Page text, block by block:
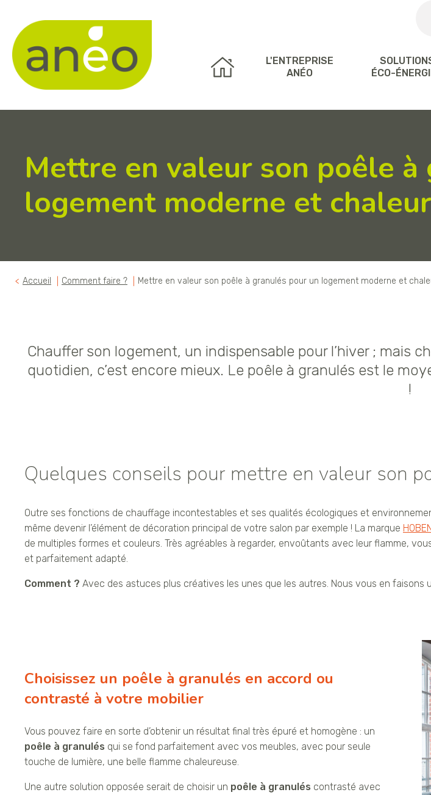
L'ENTREPRISE
ANÉO
ÉCO-
Mettre en valeur son poêle
logement moderne et
Accueil Comment faire ? Mettre en valeur son poêle à granulés pour un logement moderne et
Chauffer son logement, un indispensable pour l’hiver ;
quotidien, c’est encore mieux. Le poêle à granulés est le
!
Quelques conseils pour mettre en valeur son
Outre ses fonctions de chauffage incontestables et ses qualités écologiques et
même devenir l’élément de décoration principal de votre salon par exemple ! La marque
de multiples formes et couleurs. Très agréables à regarder, envoûtants avec leur flamme,
et parfaitement adapté.
Comment ? Avec des astuces plus créatives les unes que les autres. Nous vous en
Choisissez un poêle à granulés en accord ou
contrasté à votre mobilier
Vous pouvez faire en sorte d’obtenir un résultat final très épuré et homogène : un
poêle à granulés qui se fond parfaitement avec vos meubles, avec pour seule
touche de lumière, une belle flamme chaleureuse.
Une autre solution opposée serait de choisir un poêle à granulés contrasté avec